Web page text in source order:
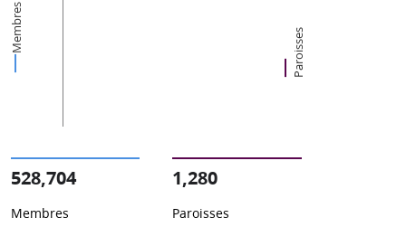
Membres Paroisses
528,704
Membres
1,280
Paroisses